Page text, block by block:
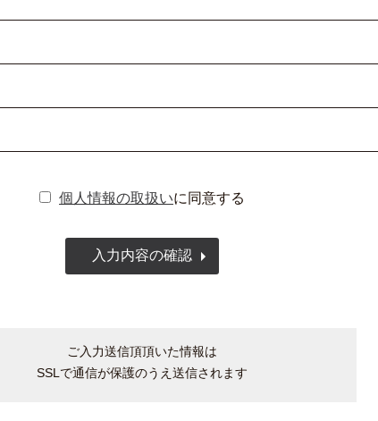
個人情報の取扱いに同意する
入力内容の確認
ご入力送信頂頂いた情報は
SSLで通信が保護のうえ送信されます